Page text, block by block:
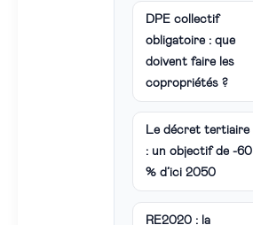
DPE collectif
obligatoire : que
doivent faire les
copropriétés ?
Le décret tertiaire
: un objectif de -60
% d’ici 2050
RE2020 : la